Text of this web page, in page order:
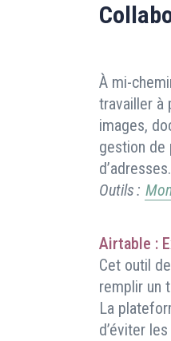
À mi-
travailler à
images,
gestion de
Outils :
Airtable :
Cet outil
remplir un
La
d’éviter